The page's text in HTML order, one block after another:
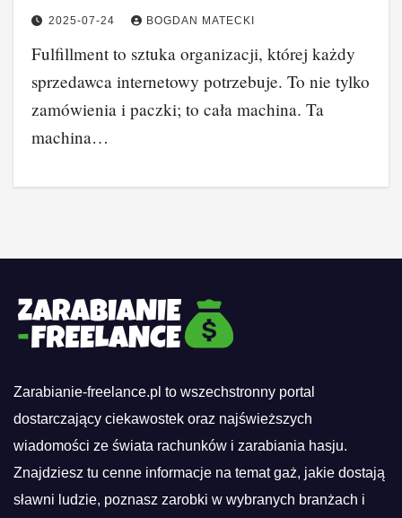
2025-07-24 BOGDAN MATECKI
Fulfillment to sztuka organizacji, której każdy
sprzedawca internetowy potrzebuje. To nie tylko
zamówienia i paczki; to cała machina. Ta
machina…
Zarabianie-freelance.pl to wszechstronny portal
dostarczający ciekawostek oraz najświeższych
wiadomości ze świata rachunków i zarabiania hasju.
Znajdziesz tu cenne informacje na temat gaż, jakie dostają
sławni ludzie, poznasz zarobki w wybranych branżach i